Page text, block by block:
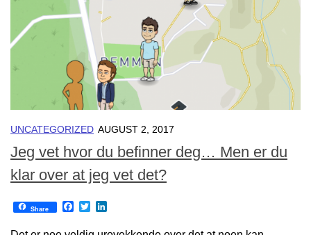
UNCATEGORIZED AUGUST 2, 2017
Jeg vet hvor du befinner deg… Men er du
klar over at jeg vet det?
Share Facebook
Twitter